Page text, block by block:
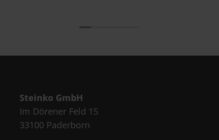
Steinko GmbH
Im Dörener Feld 15
33100 Paderborn